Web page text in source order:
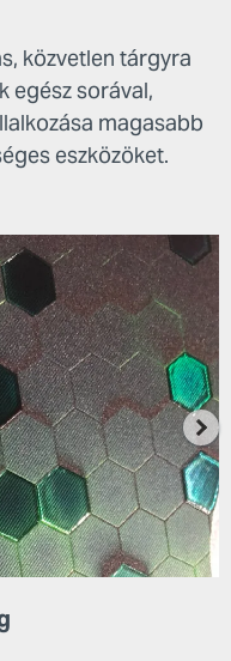
közvetlen tárgyra
egész sorával,
magasabb
eszközöket.